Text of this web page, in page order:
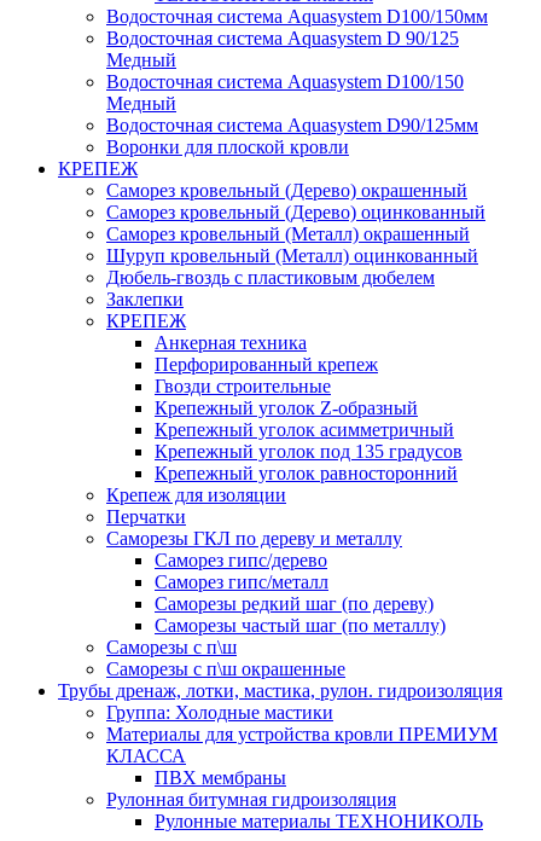
Водосточная система Aquasystem D100/150мм
Водосточная система Aquasystem D 90/125
Медный
Водосточная система Aquasystem D100/150
Медный
Водосточная система Aquasystem D90/125мм
Воронки для плоской кровли
КРЕПЕЖ
Саморез кровельный (Дерево) окрашенный
Саморез кровельный (Дерево) оцинкованный
Саморез кровельный (Металл) окрашенный
Шуруп кровельный (Металл) оцинкованный
Дюбель-гвоздь с пластиковым дюбелем
Заклепки
КРЕПЕЖ
Анкерная техника
Перфорированный крепеж
Гвозди строительные
Крепежный уголок Z-образный
Крепежный уголок асимметричный
Крепежный уголок под 135 градусов
Крепежный уголок равносторонний
Крепеж для изоляции
Перчатки
Саморезы ГКЛ по дереву и металлу
Саморез гипс/дерево
Саморез гипс/металл
Саморезы редкий шаг (по дереву)
Саморезы частый шаг (по металлу)
Саморезы с п\ш
Саморезы с п\ш окрашенные
Трубы дренаж, лотки, мастика, рулон. гидроизоляция
Группа: Холодные мастики
Материалы для устройства кровли ПРЕМИУМ
КЛАССА
ПВХ мембраны
Рулонная битумная гидроизоляция
Рулонные материалы ТЕХНОНИКОЛЬ